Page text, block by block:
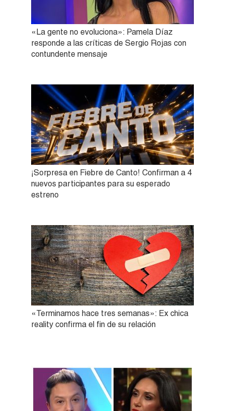
«La gente no evoluciona»: Pamela Díaz
responde a las críticas de Sergio Rojas con
contundente mensaje
¡Sorpresa en Fiebre de Canto! Confirman a 4
nuevos participantes para su esperado
estreno
«Terminamos hace tres semanas»: Ex chica
reality confirma el fin de su relación